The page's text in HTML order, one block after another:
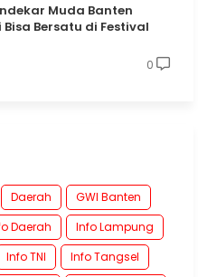
Muda Banten
Bersatu di Festival
0
Daerah
GWI Banten
Daerah
Info Lampung
Info TNI
Info Tangsel